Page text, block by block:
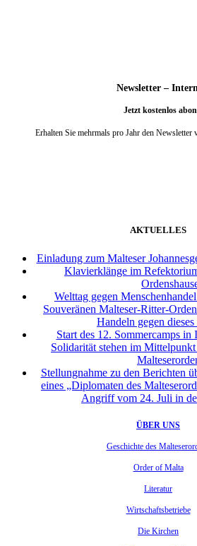
Newsletter –
Jetzt kostenlos
Erhalten Sie mehrmals pro Jahr den
AKTUELLES
Einladung zum Malteser
Klavierklänge im
Welttag gegen
Souveränen Malteser-Ritter-
Handeln gegen dieses
Start des 12. Sommercamps
Solidarität stehen im Mittelpunkt
Stellungnahme zu den Berichten
eines „Diplomaten des
Angriff vom 24. Juli in
ÜBER UNS
Geschichte des
Order of Malta
Literatur
Wirtschaftsbetriebe
Die Kirchen